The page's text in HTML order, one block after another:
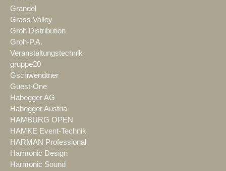
Grandel
Grass Valley
Groh Distribution
Groh-P.A.
Veranstaltungstechnik
gruppe20
Gschwendtner
Guest-One
Habegger AG
Habegger Austria
HAMBURG OPEN
HAMKE Event-Technik
HARMAN Professional
Harmonic Design
Harmonic Sound